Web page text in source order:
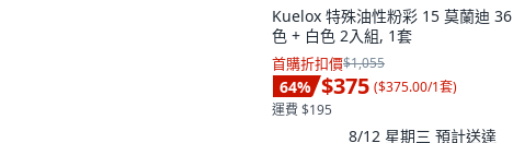
Kuelox 特殊油性粉彩 15 莫蘭迪 36
色 + 白色 2入組, 1套
首購折扣價$1,055
64% $375 ($375.00/1套)
運費 $195
8/12 星期三 預計送達